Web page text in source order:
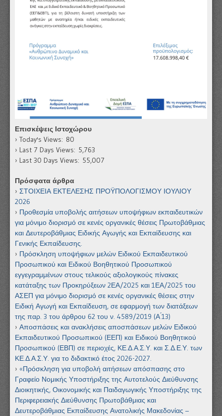
Επισκέψεις Ιστοχώρου
Today's Views: 80
Last 7 Days Views: 5,763
Last 30 Days Views: 55,007
Πρόσφατα άρθρα
ΣΤΟΙΧΕΙΑ ΕΚΤΕΛΕΣΗΣ ΠΡΟΫΠΟΛΟΓΙΣΜΟΥ ΙΟΥΛΙΟΥ
2026
Προθεσμία υποβολής αιτήσεων υποψήφιων εκπαιδευτικών
για μόνιμο διορισμό σε κενές οργανικές θέσεις Πρωτοβάθμιας
και Δευτεροβάθμιας Ειδικής Αγωγής και Εκπαίδευσης και
Γενικής Εκπαίδευσης.
Πρόσκληση υποψήφιων μελών Ειδικού Εκπαιδευτικού
Προσωπικού και Ειδικού Βοηθητικού Προσωπικού
εγγεγραμμένων στους τελικούς αξιολογικούς πίνακες
κατάταξης των Προκηρύξεων 2ΕΑ/2025 και 1ΕΑ/2025 του
ΑΣΕΠ για μόνιμο διορισμό σε κενές οργανικές θέσεις στην
Ειδική Αγωγή και Εκπαίδευση, σε εφαρμογή των διατάξεων
της παρ. 3 του άρθρου 62 του ν. 4589/2019 (Α ́13)
Αποσπάσεις και ανακλήσεις αποσπάσεων μελών Ειδικού
Εκπαιδευτικού Προσωπικού (ΕΕΠ) και Ειδικού Βοηθητικού
Προσωπικού (ΕΒΠ) σε περιοχές, ΚΕ.Δ.Α.Σ.Υ. και Σ.Δ.Ε.Υ. των
ΚΕ.Δ.Α.Σ.Υ. για το διδακτικό έτος 2026-2027.
«Πρόσκληση για υποβολή αιτήσεων απόσπασης στο
Γραφείο Νομικής Υποστήριξης της Αυτοτελούς Διεύθυνσης
Διοικητικής, Οικονομικής και Παιδαγωγικής Υποστήριξης της
Περιφερειακής Διεύθυνσης Πρωτοβάθμιας και
Δευτεροβάθμιας Εκπαίδευσης Ανατολικής Μακεδονίας –